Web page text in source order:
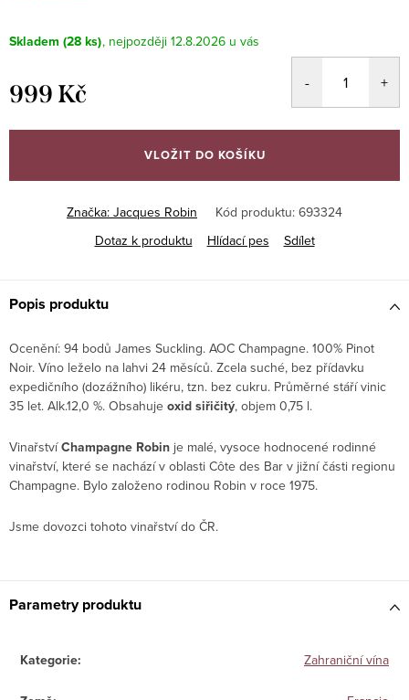
Skladem (28 ks) 12.8.2026
999 Kč
cena:
VLOŽIT DO KOŠÍKU
Značka: Jacques Robin Kód produktu: 693324
Dotaz k produktu
Hlídací pes Sdílet
Popis produktu
Ocenění: 94 bodů James Suckling. AOC Champagne. 100% Pinot
Noir. Víno leželo na lahvi 24 měsíců. Zcela suché, bez přídavku
expedičního (dozážního) likéru, tzn. bez cukru. Průměrné stáří vinic
35 let. Alk.12,0 %. Obsahuje oxid siřičitý, objem 0,75 l.
VinařstvíChampagne Robin je malé, vysoce hodnocené rodinné
vinařství, které se nachází v oblasti Côte des Bar v jižní části regionu
Champagne. Bylo založeno rodinou Robin v roce 1975.
Jsme dovozci tohoto vinařství do ČR.
Parametry produktu
Kategorie: Zahraniční vína